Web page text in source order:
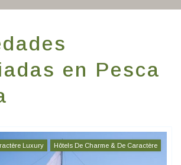
ES
en Pesca
Luxury Hôtels De Charme & De Caractère